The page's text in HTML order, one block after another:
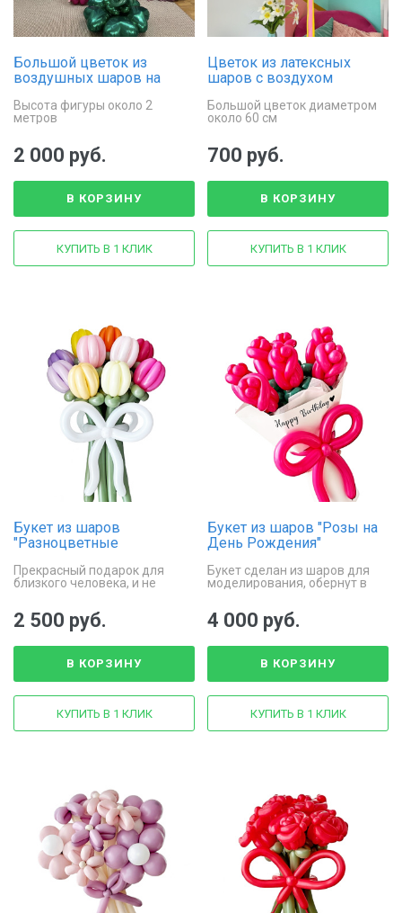
Большой цветок из
воздушных шаров на
Высота фигуры около 2
метров
2 000 руб.
В КОРЗИНУ
КУПИТЬ В 1 КЛИК
Цветок из латексных
шаров с воздухом
Большой цветок диаметром
около 60 см
700 руб.
В КОРЗИНУ
КУПИТЬ В 1 КЛИК
Букет из шаров
"Разноцветные
Прекрасный подарок для
близкого человека, и не
2 500 руб.
В КОРЗИНУ
КУПИТЬ В 1 КЛИК
Букет из шаров "Розы на
День Рождения"
Букет сделан из шаров для
моделирования, обернут в
4 000 руб.
В КОРЗИНУ
КУПИТЬ В 1 КЛИК